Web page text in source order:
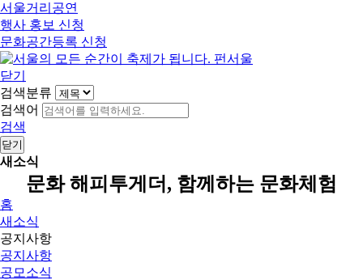
서울거리공연
행사 홍보 신청
문화공간등록 신청
닫기
검색분류
검색어
검색
닫기
새소식
문화 해피투게더, 함께하는 문화체험
홈
새소식
공지사항
공지사항
공모소식